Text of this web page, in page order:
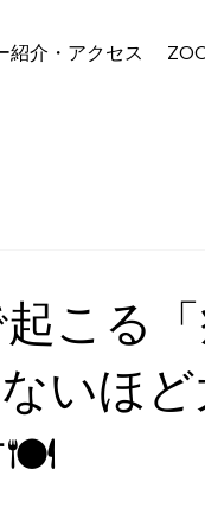
紹介・アクセス
こる
いほ
🍽️